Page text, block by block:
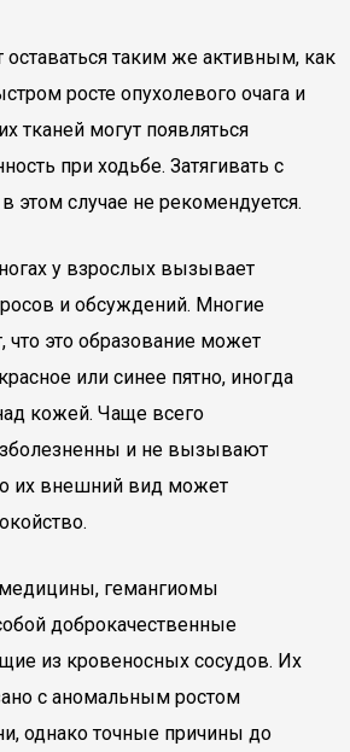
таким же активным, как
росте опухолевого очага и
тканей могут появляться
при ходьбе. Затягивать с
этом случае не рекомендуется.
у взрослых вызывает
и обсуждений. Многие
это образование может
или синее пятно, иногда
кожей. Чаще всего
и не вызывают
их внешний вид может
гемангиомы
доброкачественные
из кровеносных сосудов. Их
с аномальным ростом
однако точные причины до